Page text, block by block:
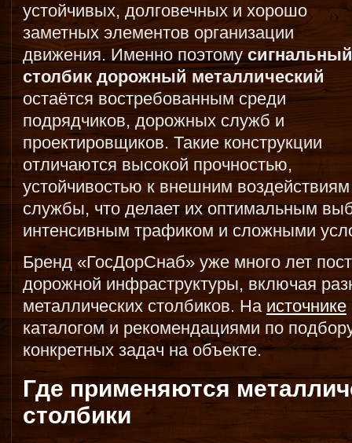
устойчивых, долговечных и хорошо
заметных элементов организации
движения. Именно поэтомусигнальный
столбик дорожный металлический
остаётся востребованным среди
подрядчиков, дорожных служб и
проектировщиков. Такие конструкции
отличаются высокой прочностью,
устойчивостью к внешним
службы, что делает их оптимальным
интенсивным трафиком и сложными
Бренд «ГосДорСнаб» уже много лет
дорожной инфраструктуры, включая
металлических столбиков. На источнике
каталогом и рекомендациями по
конкретных задач на объекте.
Где применяются
столбики